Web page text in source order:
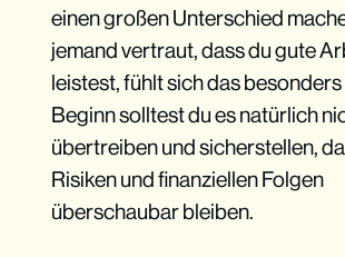
einen großen Unterschied
jemand vertraut, dass du gute
leistest, fühlt sich das besonders
Beginn solltest du es natürlich
übertreiben und sicherstellen,
Risiken und finanziellen Folgen
überschaubar bleiben.